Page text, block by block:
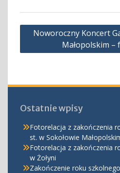
Nawigacja
Noworoczny Koncert
Małopolskim –
Ostatnie wpisy
Fotorelacja z zakończenia
st. w Sokołowie
Fotorelacja z zakończenia
w Żołyni
Zakończenie roku